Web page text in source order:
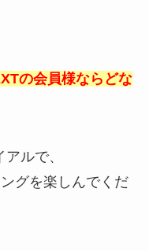
の会員様ならどな
ルで、
グを楽しんでくだ